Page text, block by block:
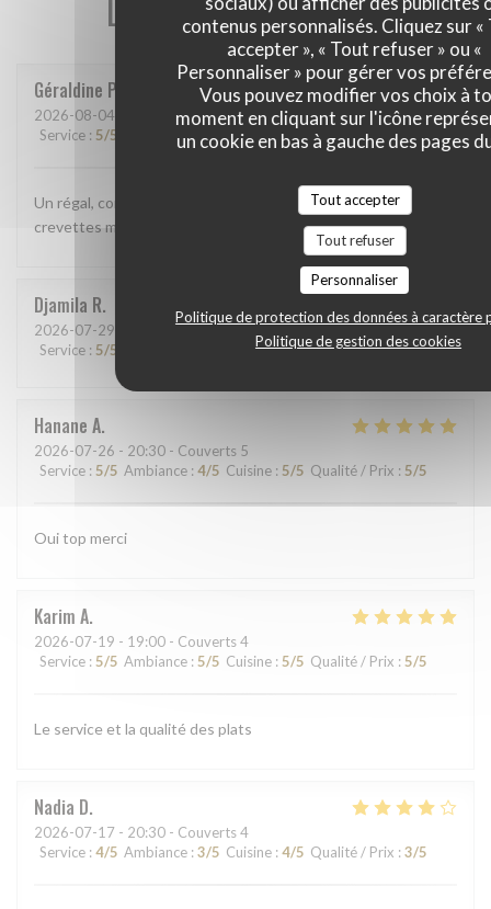
contenus personnalisés. Cliquez sur «
accepter », « Tout refuser » ou «
Personnaliser » pour gérer vos
Vous pouvez modifier vos choix à
moment en cliquant sur l'icône
un cookie en bas à gauche des pages
Tout accepter
Tout refuser
Personnaliser
Politique de protection des données à caractère
Politique de gestion des cookies
Les avis de nos clients
Géraldine P
2026-08-04 - 12:15 - Couverts 2
Service : 5/5 Ambiance: 5/5 Cuisine: 5/5 Qualité / Prix: 5/5
Un régal, comme d'habitude. Cette fois ci j'ai pris la salade
crevettes mangue, délicieuse!
Djamila R
2026-07-29 - 12:00 - Couverts 7
Service : 5/5 Cuisine:5/5 Qualité / Prix:5/5
Hanane A
2026-07-26 - 20:30 - Couverts 5
Service : 5/5 Ambiance : 4/5 Cuisine : 5/5 Qualité / Prix : 5/5
Oui top merci
Karim A
2026-07-19 - 19:00 - Couverts 4
Service : 5/5 Ambiance : 5/5 Cuisine : 5/5 Qualité / Prix : 5/5
Le service et la qualité des plats
Nadia D
2026-07-17 - 20:30 - Couverts 4
Service : 4/5 Ambiance : 3/5 Cuisine : 4/5 Qualité / Prix : 3/5